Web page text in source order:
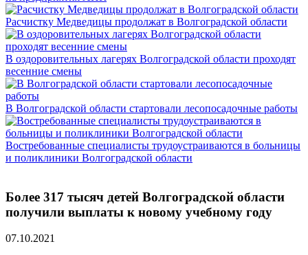
Расчистку Медведицы продолжат в Волгоградской области
В оздоровительных лагерях Волгоградской области проходят
весенние смены
В Волгоградской области стартовали лесопосадочные работы
Востребованные специалисты трудоустраиваются в больницы
и поликлиники Волгоградской области
Более 317 тысяч детей Волгоградской области
получили выплаты к новому учебному году
07.10.2021